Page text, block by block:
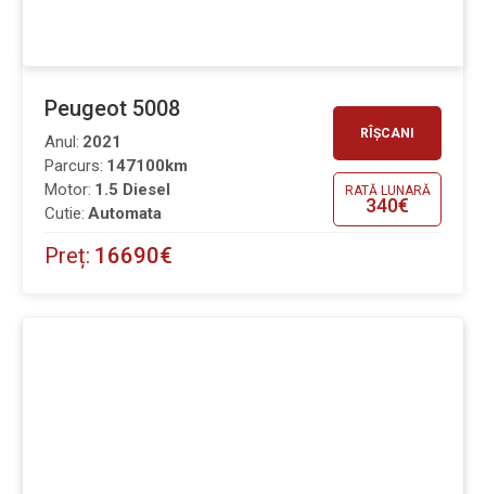
RÎȘCANI
RATĂ LUNARĂ
340€
Peugeot 5008
Parcurs: 147100km
Anul: 2021
Motor: 1.5 Diesel
Cutie: Automata
Preț: 16690€